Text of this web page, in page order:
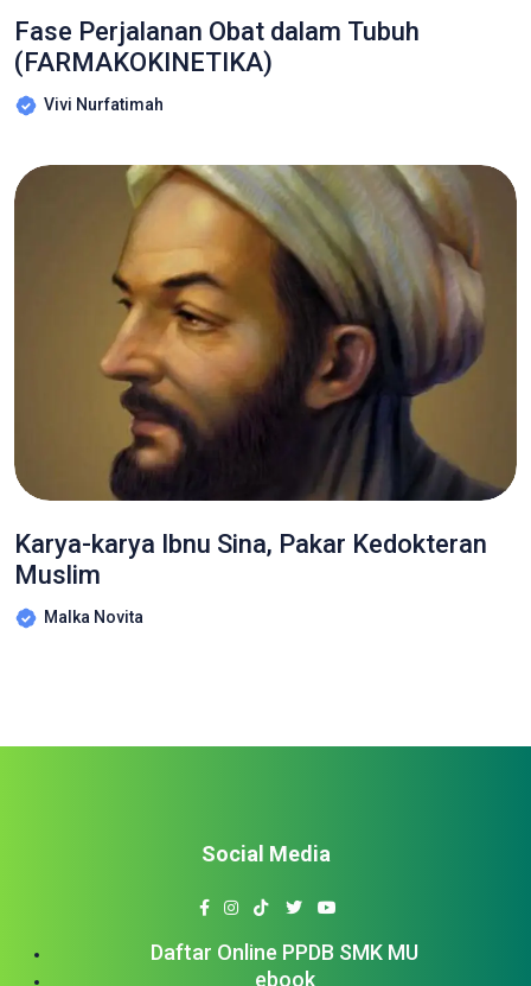
Fase Perjalanan Obat dalam Tubuh
(FARMAKOKINETIKA)
Vivi Nurfatimah
Karya-karya Ibnu Sina, Pakar Kedokteran
Muslim
Malka Novita
Daftar Online PPDB SMK MU
ebook
Social Media